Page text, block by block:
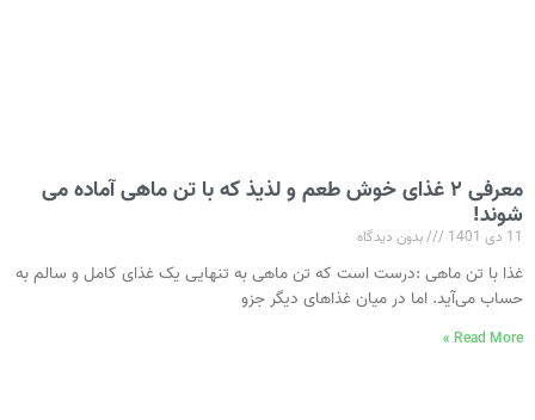
معرفی ۲ غذای خوش طعم و لذیذ که با تن ماهی آماده می
شوند!
11 دی 1401 بدون دیدگاه
غذا با تن ماهی :درست است که تن ماهی به‌ تنهایی یک غذای کامل و سالم به
حساب می‌آید. اما در میان غذاهای دیگر جزو
Read More »